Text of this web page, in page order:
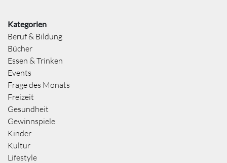
Kategorien
Beruf & Bildung
Bücher
Essen & Trinken
Events
Frage des Monats
Freizeit
Gesundheit
Gewinnspiele
Kinder
Kultur
Lifestyle